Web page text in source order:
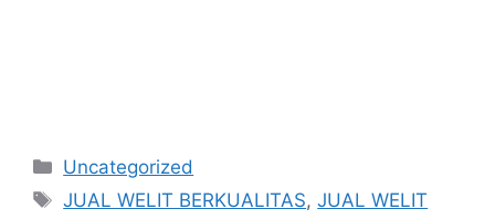
Kategori
Uncategorized
Tag
JUAL WELIT BERKUALITAS,JUAL WELIT